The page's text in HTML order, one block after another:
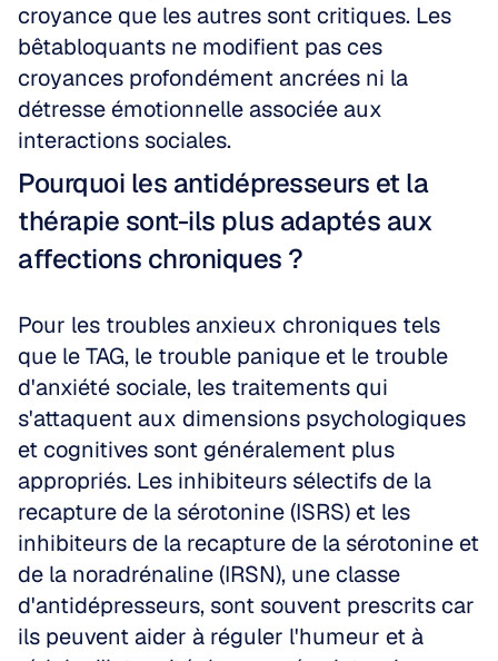
croyance que les autres sont critiques. Les
bêtabloquants ne modifient pas ces
croyances profondément ancrées ni la
détresse émotionnelle associée aux
interactions sociales.
Pourquoi les antidépresseurs et la
thérapie sont-ils plus adaptés aux
affections chroniques ?
Pour les troubles anxieux chroniques tels
que le TAG, le trouble panique et le trouble
d'anxiété sociale, les traitements qui
s'attaquent aux dimensions psychologiques
et cognitives sont généralement plus
appropriés. Les inhibiteurs sélectifs de la
recapture de la sérotonine (ISRS) et les
inhibiteurs de la recapture de la sérotonine et
de la noradrénaline (IRSN), une classe
d'antidépresseurs, sont souvent prescrits car
ils peuvent aider à réguler l'humeur et à